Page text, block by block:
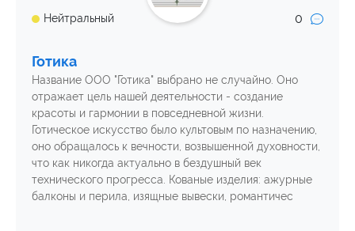
Нейтральный 0
Готика
Название ООО "Готика" выбрано не случайно. Оно
отражает цель нашей деятельности - создание
красоты и гармонии в повседневной жизни.
Готическое искусство было культовым по назначению,
оно обращалось к вечности, возвышенной духовности,
что как никогда актуально в бездушный век
технического прогресса. Кованые изделия: ажурные
балконы и перила, изящные вывески, романтичес